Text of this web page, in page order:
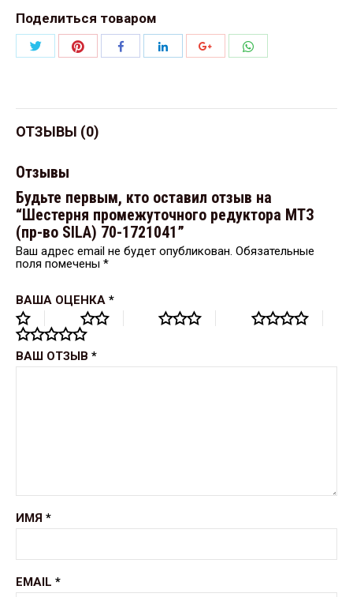
Поделиться товаром
ПоделитьсяПоделитьсяПоделитьсяПоделитьсяПоделиться
ОТЗЫВЫ (0)
Отзывы
Будьте первым, кто оставил отзыв на
“Шестерня промежуточного редуктора МТЗ
(пр-во SILA) 70-1721041”
Ваш адрес email не будет опубликован. Обязательные
поля помечены *
ВАША ОЦЕНКА *
ВАШ ОТЗЫВ *
ИМЯ *
EMAIL *